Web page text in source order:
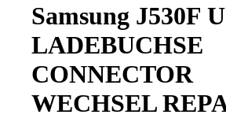
Samsung J530F
LADEBUCHSE
CONNECTOR
WECHSEL